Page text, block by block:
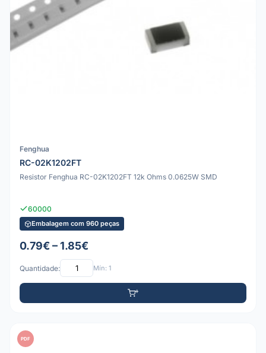
Fenghua
RC-02K1202FT
Resistor Fenghua RC-02K1202FT 12k Ohms 0.0625W SMD
60000
Embalagem com 960 peças
0.79€ – 1.85€
Quantidade: Mín: 1
PDF